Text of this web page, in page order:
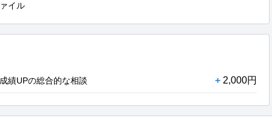
イル
績UPの総合的な相談 + 2,000円